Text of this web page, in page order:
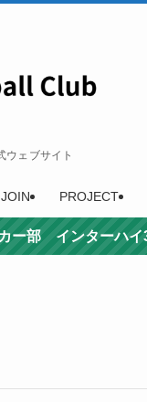
ウェブサイト
JOIN PROJECT
3位決定！ 選抜